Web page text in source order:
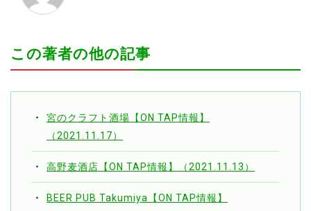
この著者の他の記事
宮のクラフト酒場【ON TAP情報】
（2021.11.17）
高野麦酒店【ON TAP情報】（2021.11.13）
BEER PUB Takumiya【ON TAP情報】